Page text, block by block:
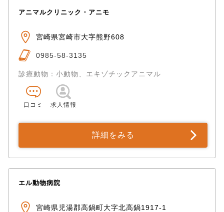
アニマルクリニック・アニモ
宮崎県宮崎市大字熊野608
0985-58-3135
診療動物：小動物、エキゾチックアニマル
口コミ 求人情報
詳細をみる
エル動物病院
宮崎県児湯郡高鍋町大字北高鍋1917-1